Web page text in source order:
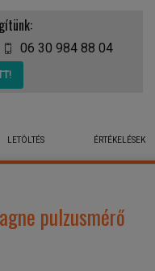
06 30 984 88 04
LETÖLTÉS ÉRTÉKELÉSEK
pulzusmérő